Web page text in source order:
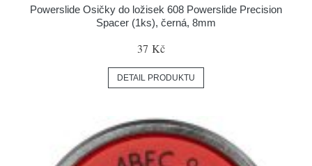
Powerslide Osičky do ložisek 608 Powerslide Precision
Spacer (1ks), černá, 8mm
37 Kč
DETAIL PRODUKTU